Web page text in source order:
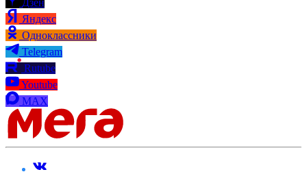
Дзен
Яндекс
Одноклассники
Telegram
Rutube
Youtube
MAX